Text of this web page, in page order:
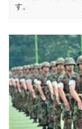
す。